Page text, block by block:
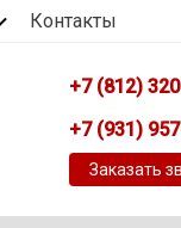
Контакты
+7 (812)
+7 (931)
Заказать